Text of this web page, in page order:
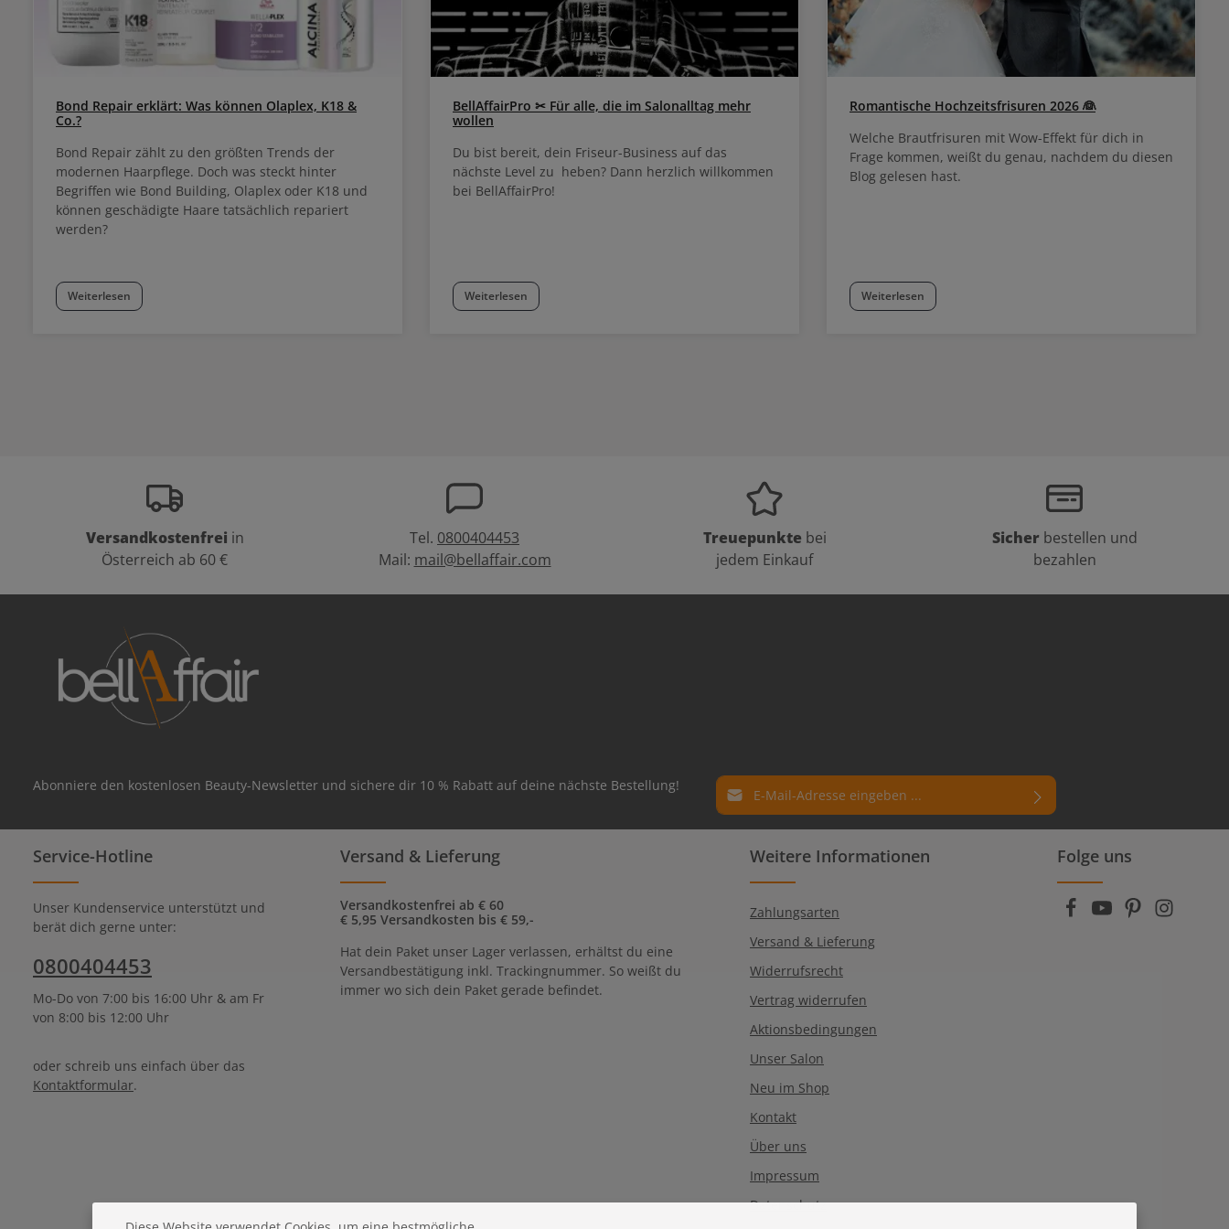
Bond Repair erklärt: Was können Olaplex, K18 &
Co.?
Bond Repair zählt zu den größten Trends der
modernen Haarpflege. Doch was steckt hinter
Begriffen wie Bond Building, Olaplex oder K18 und
können geschädigte Haare tatsächlich repariert
werden?
Weiterlesen
BellAffairPro ✂ Für alle, die im Salonalltag mehr
wollen
Du bist bereit, dein Friseur-Business auf das
nächste Level zu heben? Dann herzlich willkommen
bei BellAffairPro!
Weiterlesen
Romantische Hochzeitsfrisuren 2026 👰
Welche Brautfrisuren mit Wow-Effekt für dich in
Frage kommen, weißt du genau, nachdem du diesen
Blog gelesen hast.
Weiterlesen
Versandkostenfrei in
Österreich ab 60 €
Tel. 0800404453
Mail: mail@bellaffair.com
Treuepunkte bei
jedem Einkauf
Sicher bestellen und
bezahlen
Abonniere den kostenlosen Beauty-Newsletter und sichere dir 10 % Rabatt auf deine nächste Bestellung! E-Mail-Adresse*
Datenschutz
Ich habe dieDatenschutzbestimmungen
genommen und die
Die mit einem Stern (*) markierten Felder sind
Pflichtfelder.
Service-Hotline
Unser Kundenservice unterstützt und
berät dich gerne unter:
0800404453
Mo-Do von 7:00 bis 16:00 Uhr & am Fr
von 8:00 bis 12:00 Uhr
oder schreib uns einfach über das
Kontaktformular.
Versand & Lieferung
Versandkostenfrei ab € 60
€ 5,95 Versandkosten bis € 59,-
Hat dein Paket unser Lager verlassen, erhältst du eine
Versandbestätigung inkl. Trackingnummer. So weißt du
immer wo sich dein Paket gerade befindet.
Weitere Informationen
Zahlungsarten
Versand & Lieferung
Widerrufsrecht
Vertrag widerrufen
Aktionsbedingungen
Unser Salon
Neu im Shop
Kontakt
Über uns
Impressum
Datenschutz
Folge uns